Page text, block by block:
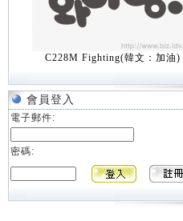
C228M Fighting(韓文：加油)
會員登入
電子郵件:
密碼: